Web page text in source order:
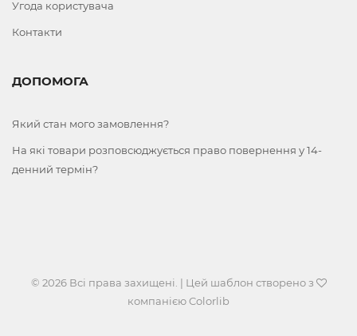
Угода користувача
Контакти
ДОПОМОГА
Який стан мого замовлення?
На які товари розповсюджується право повернення у 14-
денний термін?
© 2026 Всі права захищені. | Цей шаблон створено з
компанієюColorlib